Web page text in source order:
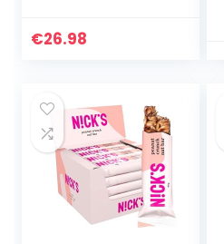
€26.98